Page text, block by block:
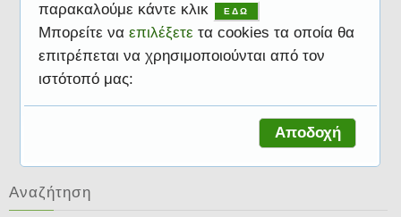
Αναζήτηση
παρακαλούμε κάντε κλικ
ΕΔΩ
Μπορείτε να επιλέξετε τα cookies τα οποία θα
επιτρέπεται να χρησιμοποιούνται από τον
ιστότοπό μας:
Αποδοχή